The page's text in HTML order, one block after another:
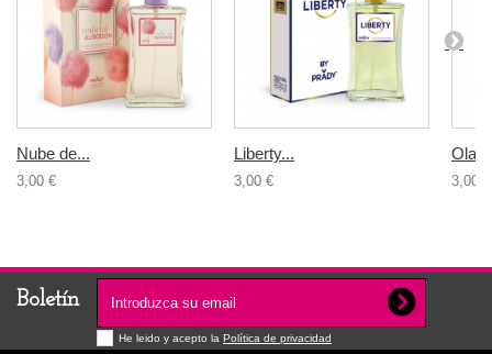
Nube de...
3,00 €
Liberty...
3,00 € 3,00 €
Boletín
He leido y acepto la Política de privacidad